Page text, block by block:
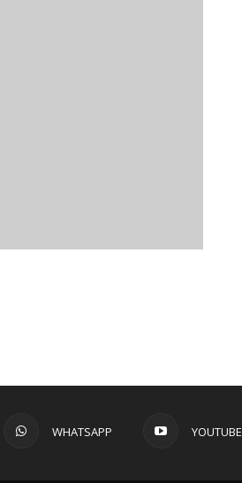
WHATSAPP YOUTUBE